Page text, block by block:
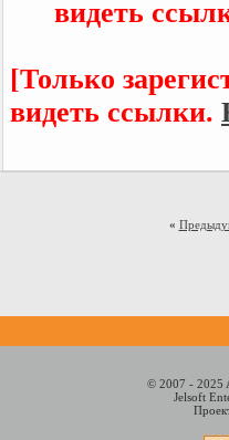
видеть
[Только
видеть ссылки.
«
© 2007 - 2025
Jelsoft